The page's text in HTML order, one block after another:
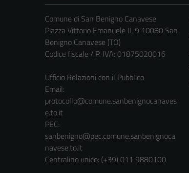
Comune di San Benigno Canavese
Piazza Vittorio Emanuele II, 9 10080 San
Benigno Canavese (TO)
Codice fiscale / P. IVA: 01875020016
Ufficio Relazioni con il Pubblico
Email:
protocollo@comune.sanbenignocanaves
e.to.it
PEC:
sanbenigno@pec.comune.sanbenignoca
navese.to.it
Centralino unico: (+39) 011 9880100